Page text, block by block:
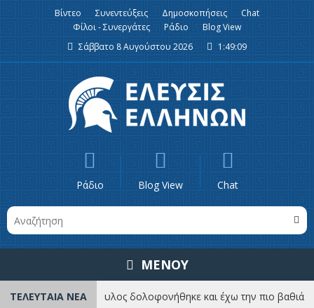
Βίντεο Συνεντεύξεις Δημοσκοπήσεις
Chat
Φίλοι - Συνεργάτες
Ράδιο
Blog View
Σάββατο 8 Αυγούστου 2026
1:49:09
Ράδιο Blog View Chat
ΜΕΝΟΥ
ΤΕΛΕΥΤΑΙΑ ΝΕΑ
«Ο Χριστόδουλος δολοφονήθηκε και έχω την πιο βαθιά